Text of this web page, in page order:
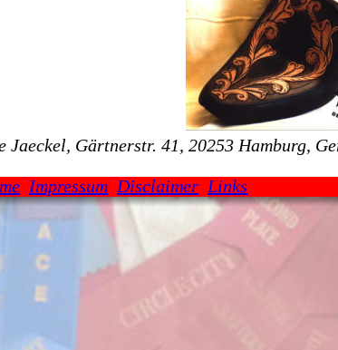
Jaeckel, Gärtnerstr. 41, 20253 Hamburg,
Impressum Disclaimer Links